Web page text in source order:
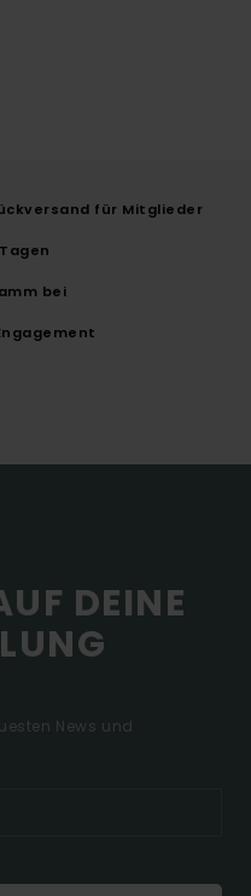
für Mitglieder
bei
DEINE
News und